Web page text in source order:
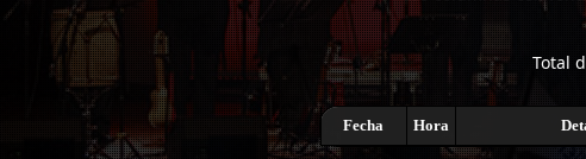
Total
Fecha Hora